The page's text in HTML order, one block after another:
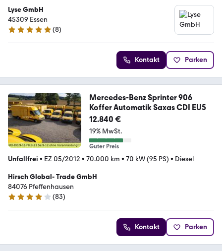
Lyse GmbH
45309 Essen
5 Sterne
(8)
Kontakt Parken
Mercedes-Benz Sprinter 906
Koffer Automatik Saxas CDI EU5
12.840 €
19% MwSt.
Guter Preis
Unfallfrei • EZ 05/2012 • 70.000 km • 70 kW (95 PS) • Diesel
Hirsch Global- Trade GmbH
84076 Pfeffenhausen
4.2 Sterne
(83)
Kontakt Parken